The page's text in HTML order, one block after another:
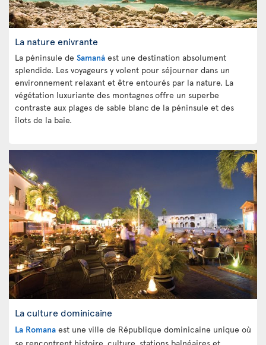
La nature enivrante
La péninsule de Samaná est une destination absolument
splendide. Les voyageurs y volent pour séjourner dans un
environnement relaxant et être entourés par la nature. La
végétation luxuriante des montagnesoffre un superbe
contraste aux plages de sable blanc de la péninsule et des
îlots de la baie.
La culture dominicaine
La Romana est une ville de République dominicaine unique où
se rencontrent histoire, culture, stations balnéaires et